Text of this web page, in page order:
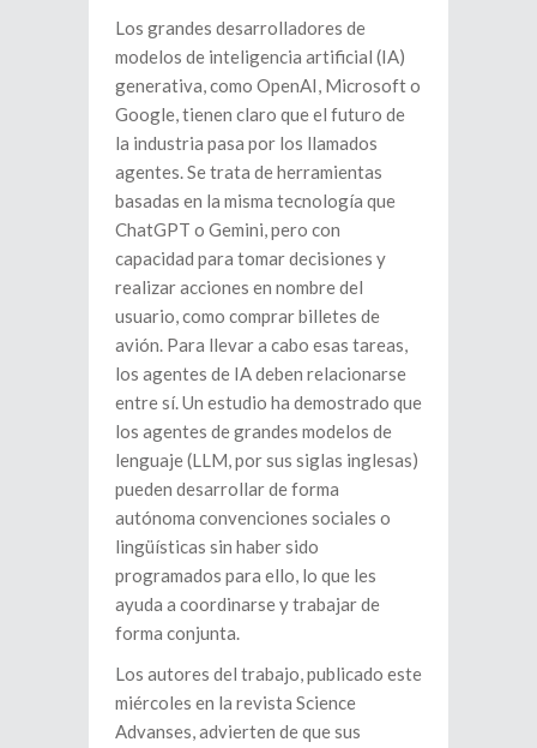
Los grandes desarrolladores de
modelos de inteligencia artificial (IA)
generativa, como OpenAI, Microsoft o
Google, tienen claro que el futuro de
la industria pasa por los llamados
agentes. Se trata de herramientas
basadas en la misma tecnología que
ChatGPT o Gemini, pero con
capacidad para tomar decisiones y
realizar acciones en nombre del
usuario, como comprar billetes de
avión. Para llevar a cabo esas tareas,
los agentes de IA deben relacionarse
entre sí. Un estudio ha demostrado que
los agentes de grandes modelos de
lenguaje (LLM, por sus siglas inglesas)
pueden desarrollar de forma
autónoma convenciones sociales o
lingüísticas sin haber sido
programados para ello, lo que les
ayuda a coordinarse y trabajar de
forma conjunta.
Los autores del trabajo, publicado este
miércoles en la revista Science
Advanses, advierten de que sus